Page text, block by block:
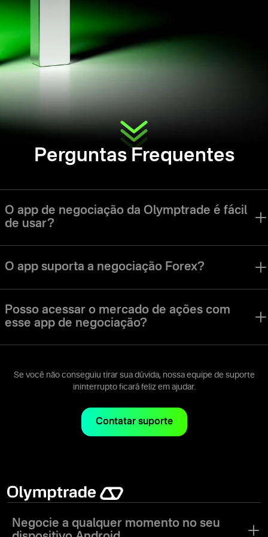
Perguntas Frequentes
O app de negociação da Olymptrade é fácil
de usar?
interface e o uso de todas as ferramentas para traders de todos os
níveis.
O app suporta a negociação Forex?
vários modos de negociação, estratégias e ativos são perfeitos para
usuários com estilos e preferências de negociação variados.
Posso acessar o mercado de ações com
esse app de negociação?
Se você não conseguiu tirar sua dúvida, nossa equipe de suporte
ininterrupto ficará feliz em ajudar.
Contatar suporte
Negocie a qualquer momento no seu